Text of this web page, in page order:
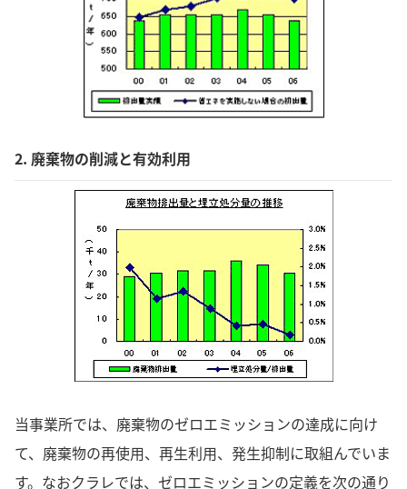
2. 廃棄物の削減と有効利用
当事業所では、廃棄物のゼロエミッションの達成に向け
て、廃棄物の再使用、再生利用、発生抑制に取組んでいま
す。なおクラレでは、ゼロエミッションの定義を次の通り